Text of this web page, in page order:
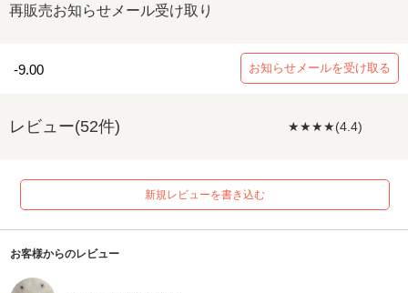
再販売お知らせメール受け取り
-9.00 お知らせメールを受け取る
レビュー(52件) ★★★★(4.4)
新規レビューを書き込む
お客様からのレビュー